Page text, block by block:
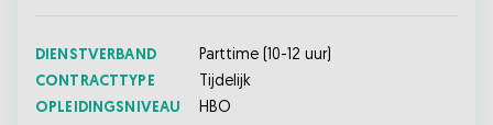
DIENSTVERBAND Parttime (10-12 uur)
CONTRACTTYPE
Tijdelijk
OPLEIDINGSNIVEAU
HBO